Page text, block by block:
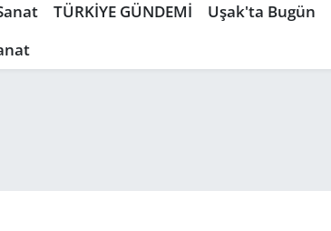
TÜRKİYE GÜNDEMİ Uşak'ta Bugün